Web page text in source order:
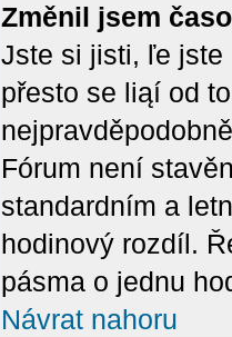
Změnil jsem
Jste si jisti, ľe jste
přesto se liąí od
Fórum není
standardním a
hodinový rozdíl.
pásma o jednu
Návrat nahoru